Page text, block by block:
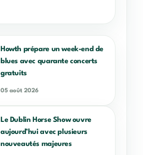
Howth prépare un week-end de
blues avec quarante concerts
gratuits
05 août 2026
Le Dublin Horse Show ouvre
aujourd’hui avec plusieurs
nouveautés majeures